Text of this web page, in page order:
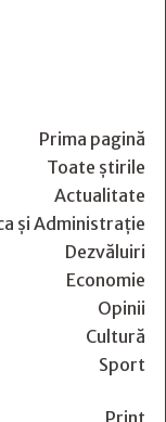
Prima pagină
Toate știrile
Actualitate
și Administrație
Dezvăluiri
Economie
Opinii
Cultură
Sport
Print